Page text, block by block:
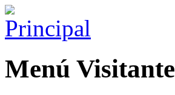
Menú Visitante